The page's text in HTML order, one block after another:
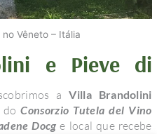
Vêneto – Itália
e Pieve di
aVilla Brandolini
doConsorzio Tutela del Vino
Docg e local que recebe